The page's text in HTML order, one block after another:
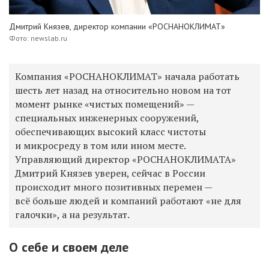
Дмитрий Князев, директор компании «РОСНАНОКЛИМАТ»
Фото: newslab.ru
Компания «РОСНАНОКЛИМАТ» начала работать
шесть лет назад на относительно новом на тот
момент рынке «чистых помещений» —
специальных инженерных сооружений,
обеспечивающих высокий класс чистоты
и микросреду в том или ином месте.
Управляющий директор «РОСНАНОКЛИМАТА»
Дмитрий Князев уверен, сейчас в России
происходит много позитивных перемен —
всё больше людей и компаний работают «не для
галочки», а на результат.
О себе и своем деле